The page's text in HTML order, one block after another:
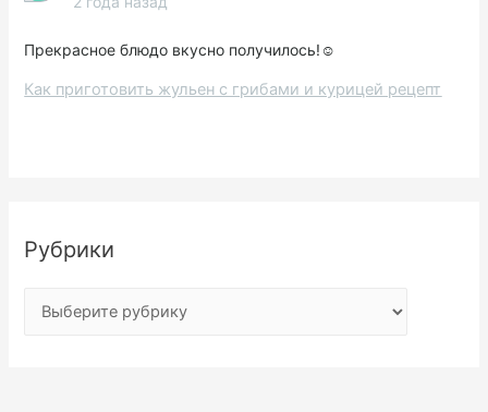
Прекрасное блюдо вкусно получилось!☺️
Как приготовить жульен с грибами и курицей рецепт
Рубрики